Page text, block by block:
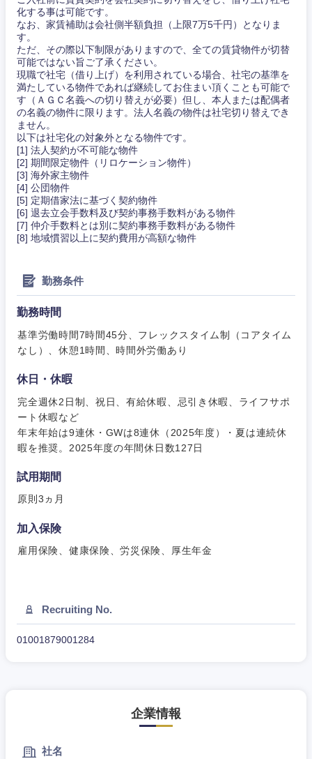
化する事は可能です。
なお、家賃補助は会社側半額負担（上限7万5千円）となりま
す。
ただ、その際以下制限がありますので、全ての賃貸物件が切替
可能ではない旨ご了承ください。
現職で社宅（借り上げ）を利用されている場合、社宅の基準を
満たしている物件であれば継続してお住まい頂くことも可能で
す（ＡＧＣ名義への切り替えが必要）但し、本人または配偶者
の名義の物件に限ります。法人名義の物件は社宅切り替えでき
ません。
以下は社宅化の対象外となる物件です。
[1] 法人契約が不可能な物件
[2] 期間限定物件（リロケーション物件）
[3] 海外家主物件
[4] 公団物件
[5] 定期借家法に基づく契約物件
[6] 退去立会手数料及び契約事務手数料がある物件
[7] 仲介手数料とは別に契約事務手数料がある物件
[8] 地域慣習以上に契約費用が高額な物件
勤務条件
勤務時間
基準労働時間7時間45分、フレックスタイム制（コアタイム
なし）、休憩1時間、時間外労働あり
休日・休暇
完全週休2日制、祝日、有給休暇、忌引き休暇、ライフサポ
ート休暇など
年末年始は9連休・GWは8連休（2025年度）・夏は連続休
暇を推奨。2025年度の年間休日数127日
試用期間
原則3ヵ月
加入保険
雇用保険、健康保険、労災保険、厚生年金
Recruiting No.
01001879001284
企業情報
社名
中国・四国地方
鳥取県
岡山県 広島県
香川県